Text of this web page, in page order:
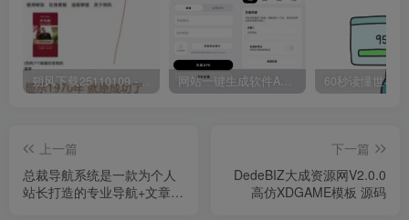
朔风下载25110109 -磁力下载神器-去VIP限制版本 网站一键生成软件APP 完美版 同时支持打包html文件
上一篇
总裁导航系统是一款为个人
站长打造的专业导航+文章管
下一篇
DedeBIZ大成资源网V2.0.0
高仿XDGAME模板 源码